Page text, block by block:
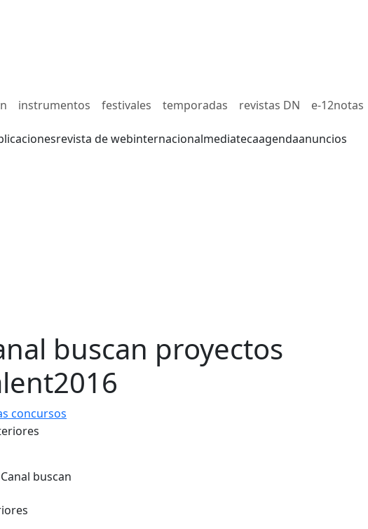
instrumentos festivales temporadas revistas DN e-12notas
revista de webinternacionalmediatecaagendaanuncios
buscan proyectos
concursos